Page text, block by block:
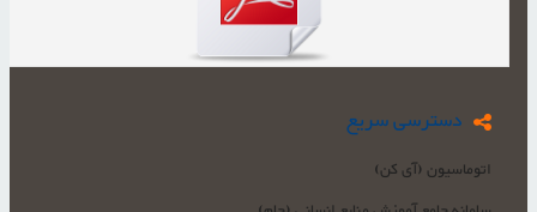
دسترسی سریع
اتوماسیون (آی کن)